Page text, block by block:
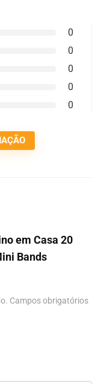
0
0
0
0
0
em Casa 20
Bands
Campos obrigatórios